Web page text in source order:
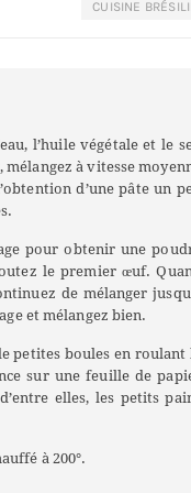
CUISINE
l’huile végétale et le
mélangez à vitesse
d’une pâte un
pour obtenir une
le premier œuf.
de mélanger
et mélangez bien.
petites boules en roulant
sur une feuille de
elles, les petits
à 200°.